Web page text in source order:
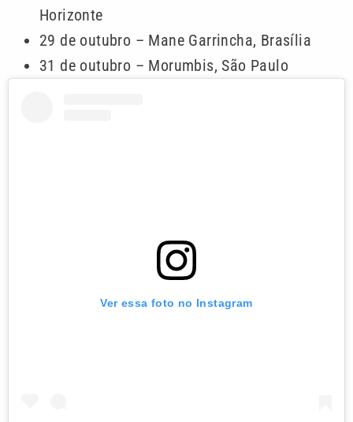
Horizonte
29 de outubro – Mane Garrincha, Brasília
31 de outubro – Morumbis, São Paulo
Ver essa foto no Instagram